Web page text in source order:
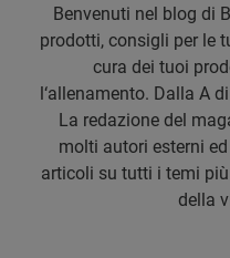
Benvenuti nel blog di
prodotti, consigli per le
cura dei tuoi
l‘allenamento. Dalla A
La redazione del
molti autori esterni
articoli su tutti i temi
della